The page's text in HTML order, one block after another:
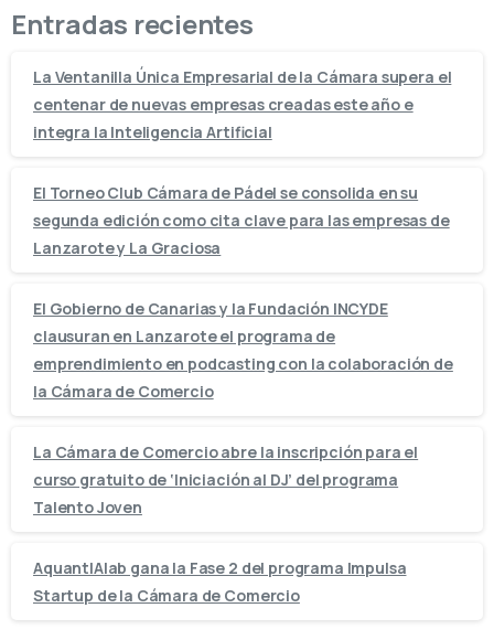
Entradas recientes
La Ventanilla Única Empresarial de la Cámara supera el
centenar de nuevas empresas creadas este año e
integra la Inteligencia Artificial
El Torneo Club Cámara de Pádel se consolida en su
segunda edición como cita clave para las empresas de
Lanzarote y La Graciosa
El Gobierno de Canarias y la Fundación INCYDE
clausuran en Lanzarote el programa de
emprendimiento en podcasting con la colaboración de
la Cámara de Comercio
La Cámara de Comercio abre la inscripción para el
curso gratuito de ‘Iniciación al DJ’ del programa
Talento Joven
AquantIAlab gana la Fase 2 del programa Impulsa
Startup de la Cámara de Comercio